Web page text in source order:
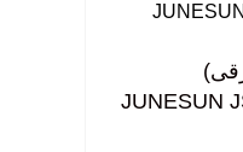
JUNESUN